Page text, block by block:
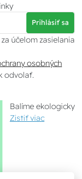
Prihlásiť sa
účelom zasielania
osobných
odvolať.
Balíme ekologicky
Zistiť viac